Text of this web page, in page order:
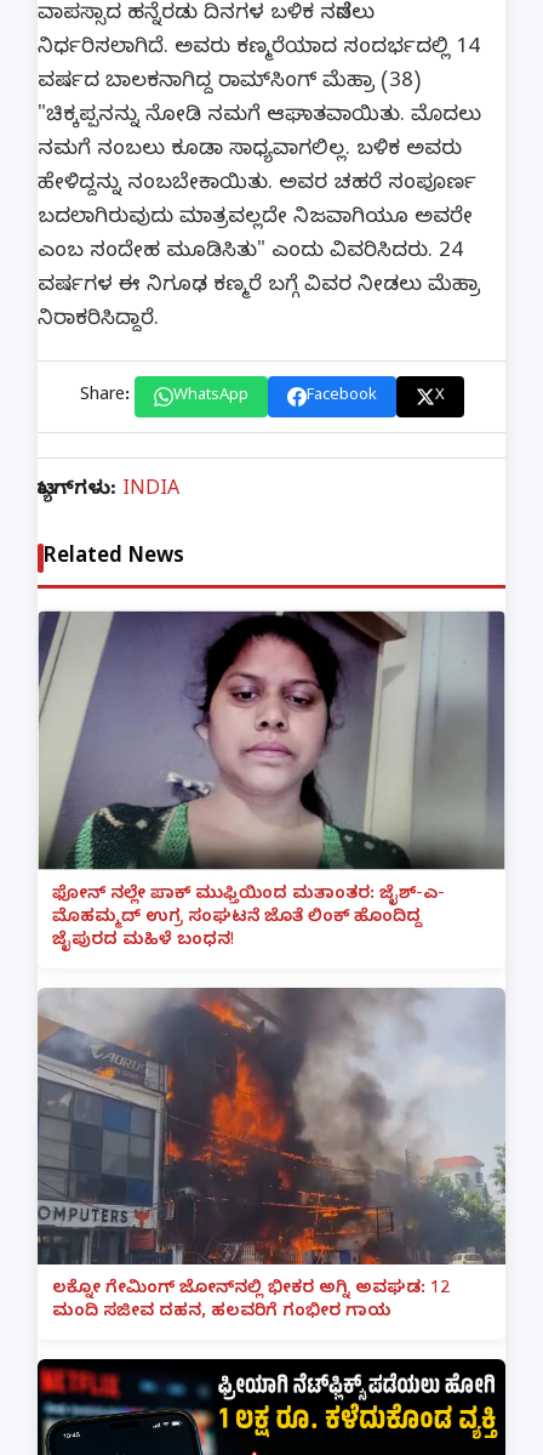
ವಾಪಸ್ಸಾದ ಹನ್ನೆರಡು ದಿನಗಳ ಬಳಿಕ ನಡೆಸಲು
ನಿರ್ಧರಿಸಲಾಗಿದೆ. ಅವರು ಕಣ್ಮರೆಯಾದ ಸಂದರ್ಭದಲ್ಲಿ 14
ವರ್ಷದ ಬಾಲಕನಾಗಿದ್ದ ರಾಮ್‍ಸಿಂಗ್ ಮೆಹ್ರಾ (38)
"ಚಿಕ್ಕಪ್ಪನನ್ನು ನೋಡಿ ನಮಗೆ ಆಘಾತವಾಯಿತು. ಮೊದಲು
ನಮಗೆ ನಂಬಲು ಕೂಡಾ ಸಾಧ್ಯವಾಗಲಿಲ್ಲ. ಬಳಿಕ ಅವರು
ಹೇಳಿದ್ದನ್ನು ನಂಬಬೇಕಾಯಿತು. ಅವರ ಚಹರೆ ಸಂಪೂರ್ಣ
ಬದಲಾಗಿರುವುದು ಮಾತ್ರವಲ್ಲದೇ ನಿಜವಾಗಿಯೂ ಅವರೇ
ಎಂಬ ಸಂದೇಹ ಮೂಡಿಸಿತು" ಎಂದು ವಿವರಿಸಿದರು. 24
ವರ್ಷಗಳ ಈ ನಿಗೂಢ ಕಣ್ಮರೆ ಬಗ್ಗೆ ವಿವರ ನೀಡಲು ಮೆಹ್ರಾ
ನಿರಾಕರಿಸಿದ್ದಾರೆ.
Share: WhatsApp Facebook X
ಟ್ಯಾಗ್‌ಗಳು: INDIA
Related News
ಫೋನ್ ನಲ್ಲೇ ಪಾಕ್ ಮುಫ್ತಿಯಿಂದ ಮತಾಂತರ: ಜೈಶ್-ಎ-
ಮೊಹಮ್ಮದ್ ಉಗ್ರ ಸಂಘಟನೆ ಜೊತೆ ಲಿಂಕ್ ಹೊಂದಿದ್ದ
ಜೈಪುರದ ಮಹಿಳೆ ಬಂಧನ!
ಲಕ್ನೋ ಗೇಮಿಂಗ್ ಜೋನ್‌ನಲ್ಲಿ ಭೀಕರ ಅಗ್ನಿ ಅವಘಡ: 12
ಮಂದಿ ಸಜೀವ ದಹನ, ಹಲವರಿಗೆ ಗಂಭೀರ ಗಾಯ